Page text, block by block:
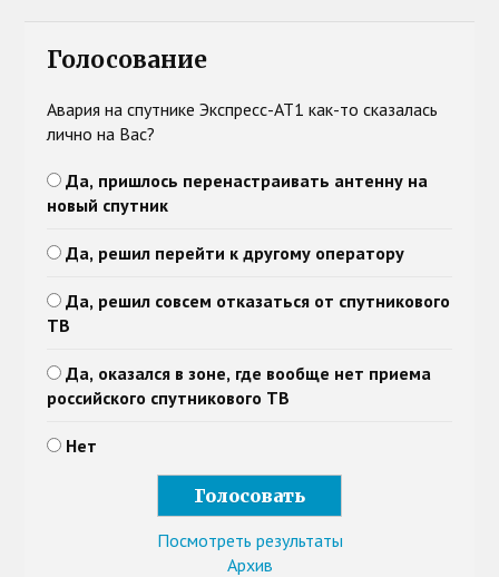
Голосование
Авария на спутнике Экспресс-АТ1 как-то сказалась
лично на Вас?
Да, пришлось перенастраивать антенну на
новый спутник
Да, решил перейти к другому оператору
Да, решил совсем отказаться от спутникового
ТВ
Да, оказался в зоне, где вообще нет приема
российского спутникового ТВ
Нет
Посмотреть результаты
Архив